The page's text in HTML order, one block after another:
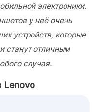
электроники.
у неё очень
устройств, которые
станут отличным
случая.
Lenovo